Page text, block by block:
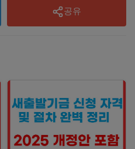
공유